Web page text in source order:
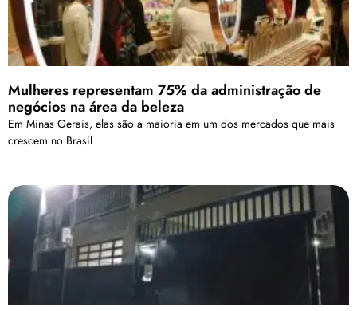
Mulheres representam 75% da administração de
negócios na área da beleza
Em Minas Gerais, elas são a maioria em um dos mercados que mais
crescem no Brasil